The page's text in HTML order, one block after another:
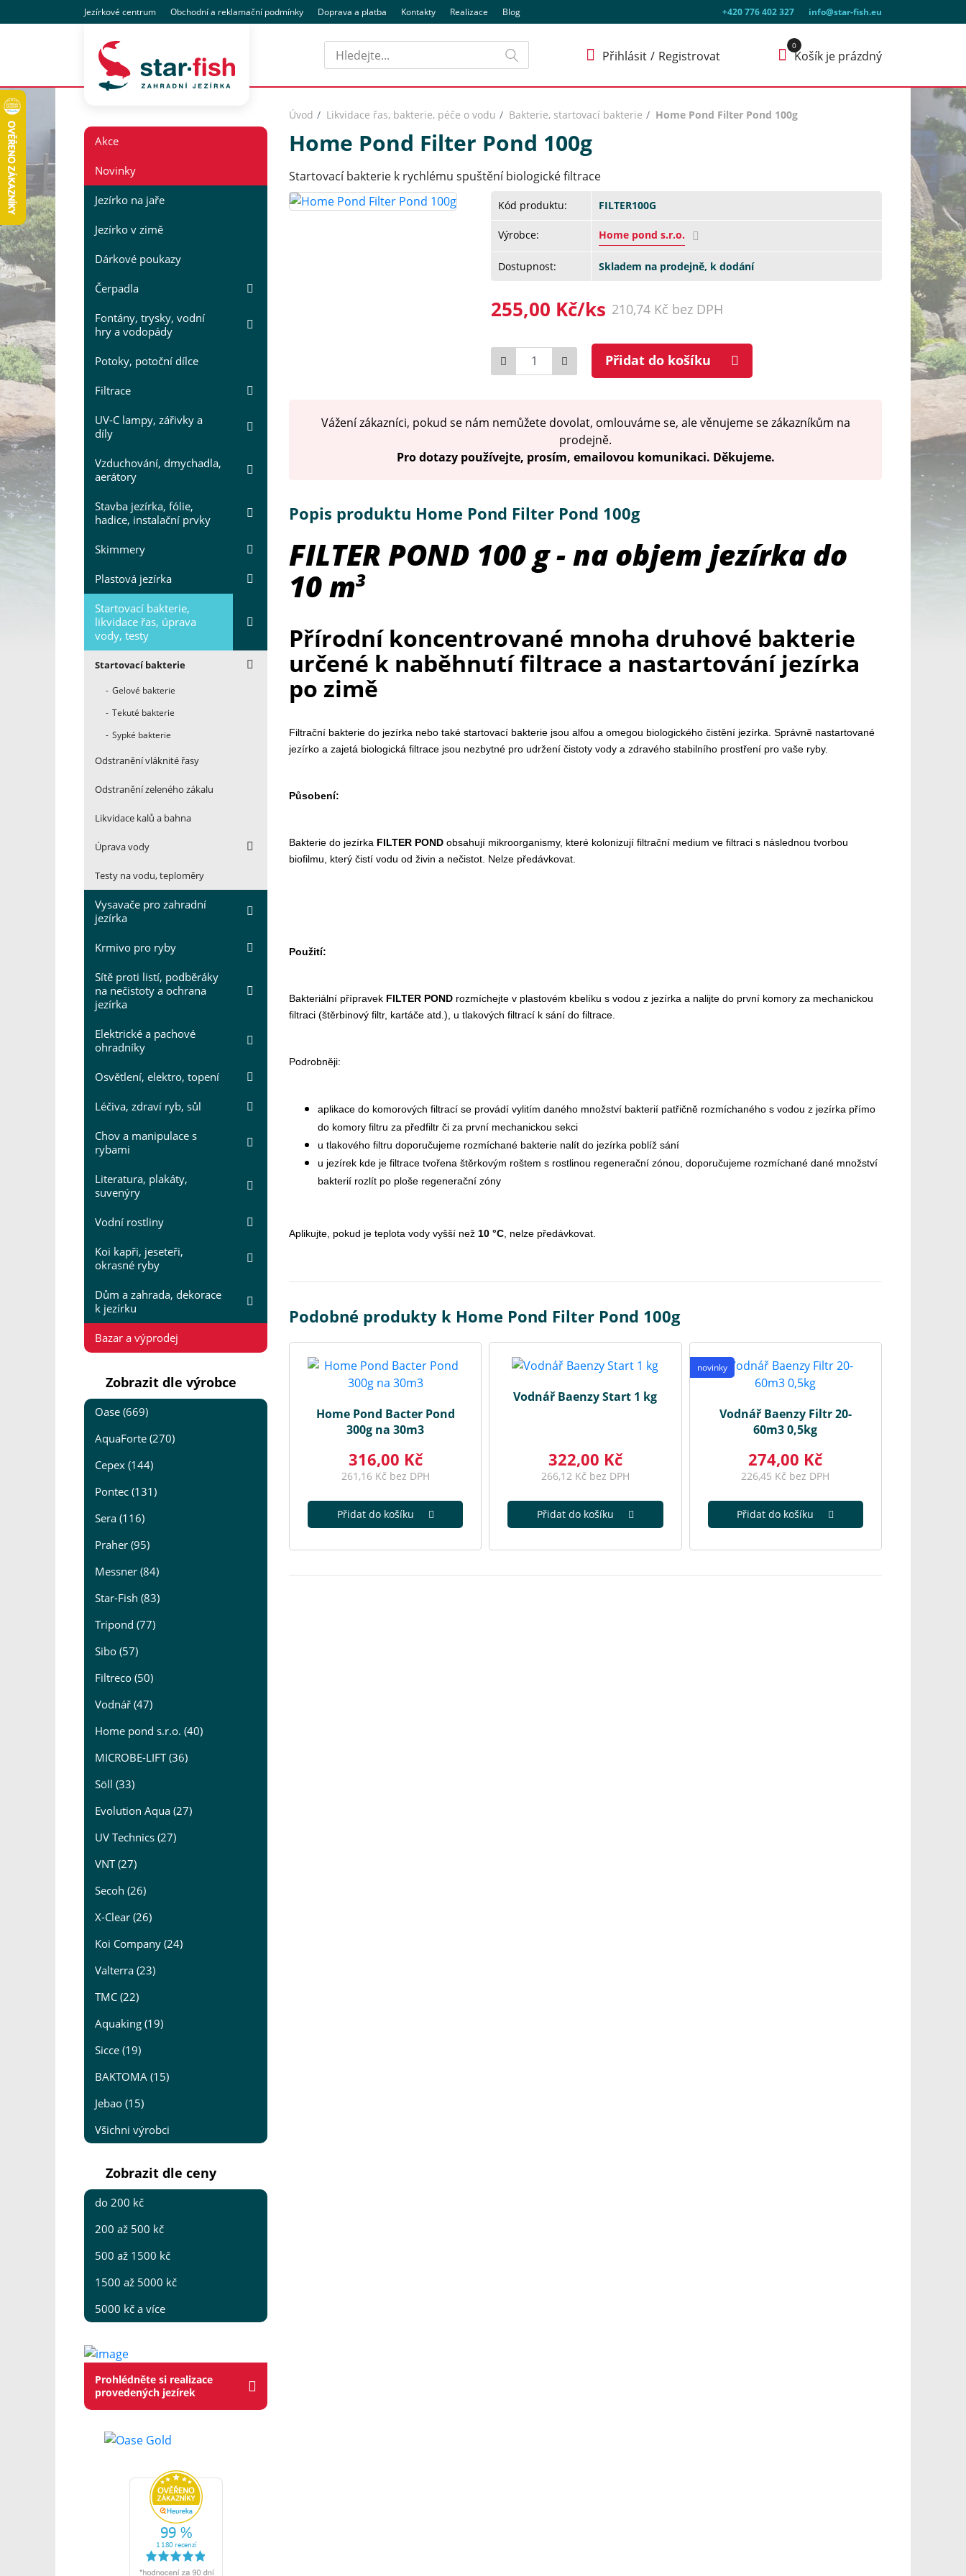
+420 776 402 327 info@star-fish.eu
Jezírkové centrum Obchodnía reklamační podmínky Doprava a platba Kontakty Realizace Blog
Hledat
Přihlásit Registrovat Košík je prázdný
Akce
Novinky
Jezírko na jaře
Jezírko v zimě
Dárkové poukazy
Čerpadla
Fontány, trysky, vodní
hry a vodopády
Potoky, potoční dílce
Filtrace
UV-C lampy, zářivky a
díly
Vzduchování, dmychadla,
aerátory
Stavba jezírka, fólie,
hadice, instalační prvky
Skimmery
Plastová jezírka
Startovací bakterie,
likvidace řas, úprava
vody, testy
Startovací bakterie
Gelové bakterie
Tekuté bakterie
Sypké bakterie
Odstranění vláknité řasy
Odstranění zeleného zákalu
Likvidace kalů a bahna
Úprava vody
Testy na vodu, teploměry
Vysavače pro zahradní
jezírka
Krmivo pro ryby
Sítě proti listí, podběráky
na nečistoty a ochrana
jezírka
Elektrické a pachové
ohradníky
Osvětlení, elektro, topení
Léčiva, zdraví ryb, sůl
Chov a manipulace s
rybami
Literatura, plakáty,
suvenýry
Vodní rostliny
Koi kapři, jeseteři,
okrasné ryby
Dům a zahrada, dekorace
k jezírku
Bazar a výprodej
Zobrazit dle výrobce
Oase (669)
AquaForte (270)
Cepex (144)
Pontec (131)
Sera (116)
Praher (95)
Messner (84)
Star-Fish (83)
Tripond (77)
Sibo (57)
Filtreco (50)
Vodnář (47)
Home pond s.r.o. (40)
MICROBE-LIFT (36)
Söll (33)
Evolution Aqua (27)
UV Technics (27)
VNT (27)
Secoh (26)
X-Clear (26)
Koi Company (24)
Valterra (23)
TMC (22)
Aquaking (19)
Sicce (19)
BAKTOMA (15)
Jebao (15)
Všichni výrobci
Zobrazit dle ceny
do 200 kč
200 až 500 kč
500 až 1500 kč
1500 až 5000 kč
5000 kč a více
Prohlédněte si realizace
provedených jezírek
Úvod Likvidace řas, bakterie, péče o vodu Bakterie, startovací bakterie Home Pond Filter Pond 100g
Home Pond Filter Pond 100g
Startovací bakterie k rychlému spuštění biologické filtrace
Kód produktu: FILTER100G
Výrobce: Home pond s.r.o.
Dostupnost: Skladem na prodejně, k dodání
255,00 Kč/ks 210,74 Kč bez DPH
Počet Přidat do košíku
Vážení zákazníci, pokud se nám nemůžete dovolat, omlouváme se, ale věnujeme se zákazníkům na
prodejně.
Pro dotazy používejte, prosím, emailovou komunikaci. Děkujeme.
Popis produktu Home Pond Filter Pond 100g
FILTER POND 100 g - na objem jezírka do
10 m3
Přírodní koncentrované mnoha druhové bakterie
určené k naběhnutí filtrace a nastartování jezírka
po zimě
Filtrační bakterie do jezírka nebo také startovací bakterie jsou alfou a omegou biologického čistění jezírka. Správně nastartované
jezírko a zajetá biologická filtrace jsou nezbytné pro udržení čistoty vody a zdravého stabilního prostření pro vaše ryby.
Působení:
Bakterie do jezírka FILTER POND obsahují mikroorganismy, které kolonizují filtrační medium ve filtraci s následnou tvorbou
biofilmu, který čistí vodu od živin a nečistot. Nelze předávkovat.
Použití:
Bakteriální přípravek FILTER POND rozmíchejte v plastovém kbelíku s vodou z jezírka a nalijte do první komory za mechanickou
filtraci (štěrbinový filtr, kartáče atd.), u tlakových filtrací k sání do filtrace.
Podrobněji:
aplikace do komorových filtrací se provádí vylitím daného množství bakterií patřičně rozmíchaného s vodou z jezírka přímo
do komory filtru za předfiltr či za první mechanickou sekci
u tlakového filtru doporučujeme rozmíchané bakterie nalít do jezírka poblíž sání
u jezírek kde je filtrace tvořena štěrkovým roštem s rostlinou regenerační zónou, doporučujeme rozmíchané dané množství
bakterií rozlít po ploše regenerační zóny
Aplikujte, pokud je teplota vody vyšší než 10 °C , nelze předávkovat.
Podobné produkty k Home Pond Filter Pond 100g
Home Pond Bacter Pond
300g na 30m3
316,00 Kč
261,16 Kč bez DPH
Přidat do košíku
Vodnář Baenzy Start 1 kg
322,00 Kč
266,12 Kč bez DPH
Přidat do košíku
novinky
Vodnář Baenzy Filtr 20-
60m3 0,5kg
274,00 Kč
226,45 Kč bez DPH
Přidat do košíku